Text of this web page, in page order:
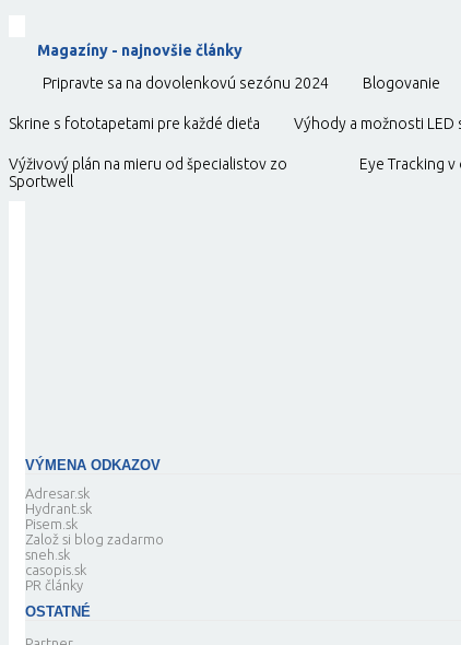
Magazíny - najnovšie články
Pripravte sa na dovolenkovú sezónu 2024
Blogovanie
Skrine s fototapetami pre každé dieťa
Výhody a možnosti LED
Výživový plán na mieru od špecialistov zo
Sportwell
Eye Tracking
VÝMENA ODKAZOV
Adresar.sk
Hydrant.sk
Pisem.sk
Založ si blog zadarmo
sneh.sk
casopis.sk
PR články
OSTATNÉ